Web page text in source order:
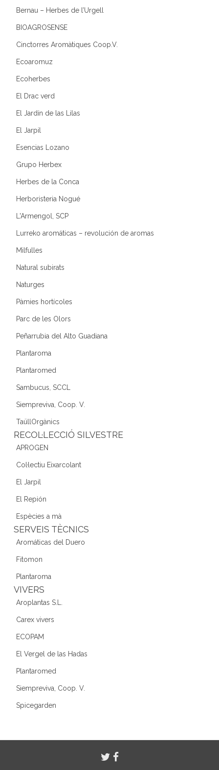
Bernau – Herbes de l’Urgell
BIOAGROSENSE
Cinctorres Aromàtiques Coop.V.
Ecoaromuz
Ecoherbes
El Drac verd
El Jardín de las Lilas
El Jarpil
Esencias Lozano
Grupo Herbex
Herbes de la Conca
Herboristeria Nogué
L'Armengol, SCP
Lurreko aromáticas – revolución de aromas
Milfulles
Natural subirats
Naturges
Pàmies hortícoles
Parc de les Olors
Peñarrubia del Alto Guadiana
Plantaroma
Plantaromed
Sambucus, SCCL
Siempreviva, Coop. V.
TaüllOrgànics
RECOL·LECCIÓ SILVESTRE
APROGEN
Col·lectiu Eixarcolant
El Jarpil
El Repión
Espècies a mà
SERVEIS TÈCNICS
Aromáticas del Duero
Fitomon
Plantaroma
VIVERS
Aroplantas S.L.
Carex vivers
ECOPAM
El Vergel de las Hadas
Plantaromed
Siempreviva, Coop. V.
Spicegarden